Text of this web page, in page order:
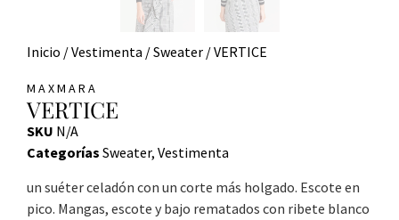
Inicio /Vestimenta /Sweater / VERTICE
MAXMARA
VERTICE
SKU N/A
Categorías Sweater, Vestimenta
un suéter celadón con un corte más holgado. Escote en
pico. Mangas, escote y bajo rematados con ribete blanco